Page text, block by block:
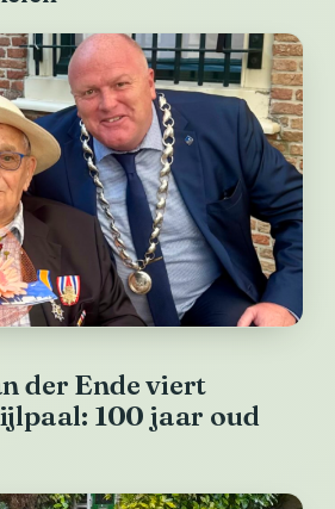
der Ende viert
100 jaar oud